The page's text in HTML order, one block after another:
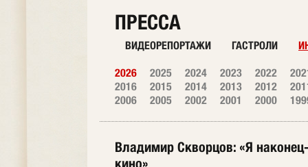
ПРЕССА
ВИДЕОРЕПОРТАЖИ ГАСТРОЛИ
2026 2025 2024 2023 2022
2016
2015 2014 2013 2012
2006
2005 2002 2001 2000
Владимир Скворцов: «Я
кино»